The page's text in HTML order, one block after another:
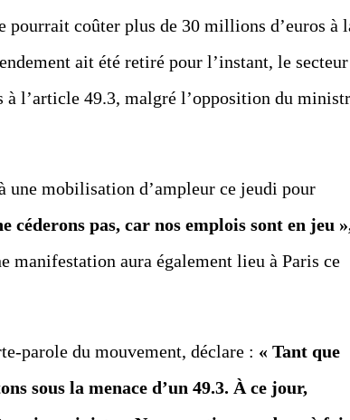
pourrait coûter plus de 30 millions d’euros à
ait été retiré pour l’instant, le secteur
à l’article 49.3, malgré l’opposition du
une mobilisation d’ampleur ce jeudi pour
céderons pas, car nos emplois sont en jeu
manifestation aura également lieu à Paris ce
parole du mouvement, déclare : « Tant que
sous la menace d’un 49.3. À ce jour,